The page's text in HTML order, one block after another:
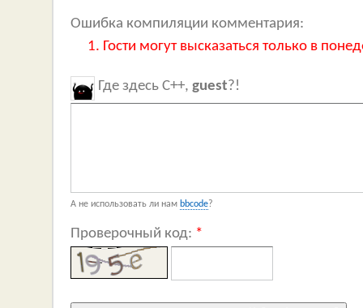
Ошибка компиляции комментария:
Гости могут высказаться только в
Где здесь C++, guest?!
А не использовать ли нам bbcode?
Проверочный код: *